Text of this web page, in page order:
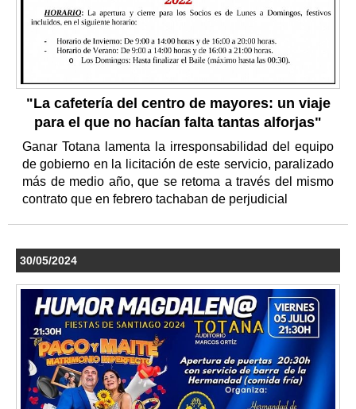
"La cafetería del centro de mayores: un viaje
para el que no hacían falta tantas alforjas"
Ganar Totana lamenta la irresponsabilidad del equipo
de gobierno en la licitación de este servicio, paralizado
más de medio año, que se retoma a través del mismo
contrato que en febrero tachaban de perjudicial
30/05/2024